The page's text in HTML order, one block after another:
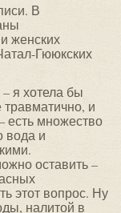
В
женских
Гююкских
я хотела бы
и
есть множество
вода и
оставить –
этот вопрос. Ну
налитой в